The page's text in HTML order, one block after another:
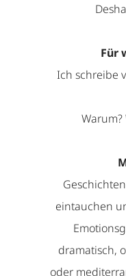
Für
Ich schreibe
eintauchen
dramatisch,
oder